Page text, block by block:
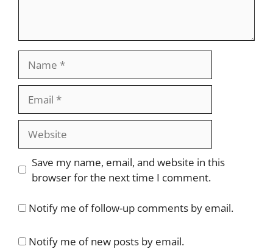
Website
Save my name, email, and website in this
browser for the next time I comment.
Notify me of follow-up comments by email.
Notify me of new posts by email.